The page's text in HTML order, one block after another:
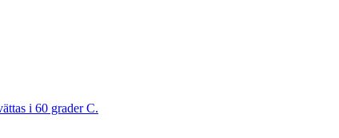
i 60 grader C.